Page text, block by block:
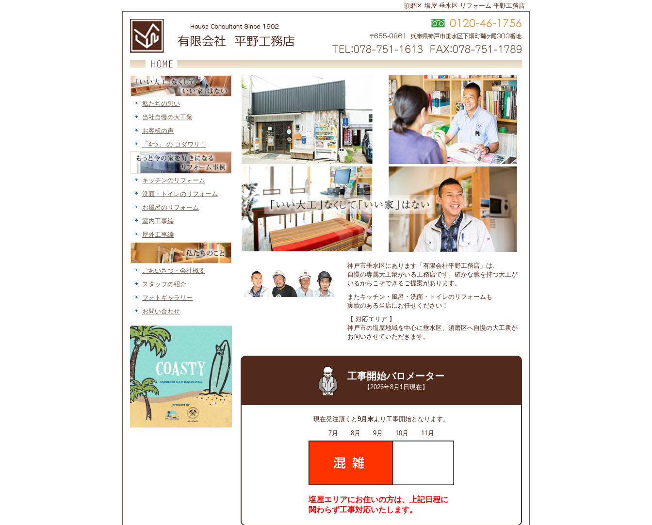
須磨区 塩屋 垂水区 リフォーム 平野工務店
神戸市垂水区にあります「有限会社平野工務店」は、
自慢の専属大工衆がいる工務店です。確かな腕を持つ大工が
いるからこそできるご提案があります。
またキッチン・風呂・洗面・トイレのリフォームも
実績のある当店にお任せください！
【 対応エリア 】
神戸市の塩屋地域を中心に垂水区、須磨区へ自慢の大工衆が
お伺いさせていただきます。
工事開始バロメーター
【2026年8月1日現在】
現在発注頂くと 9月末より工事開始となります。
7月 8月 9月 10月 11月
塩屋エリアにお住いの方は、上記日程に
関わらず工事対応いたします。
「いい大工」なくして「いい家」はない 神戸
市 須磨
私たちの想い
当社自慢の大工衆
お客様の声
「4つ」 の コダワリ！
もっと今の家を好きになるリフォーム事例 神
戸市 須磨
キッチンのリフォーム
洗面・トイレのリフォーム
お風呂のリフォーム
室内工事編
屋外工事編
私たちのこと
ごあいさつ・会社概要
スタッフの紹介
フォトギャラリー
お問い合わせ